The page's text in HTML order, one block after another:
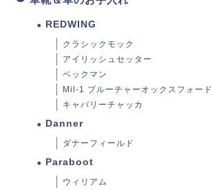
REDWING
クラシックモック
アイリッシュセッター
ベックマン
Mil-1 ブルーチャーオックスフォード
キャバリーチャッカ
Danner
ダナーフィールド
Paraboot
ウィリアム